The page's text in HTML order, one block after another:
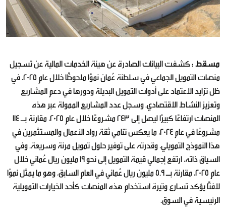
مسقط : كشفت البيانات الصادرة عن هيئة الخدمات المالية عن تسجيل
منصات التمويل الجماعي في سلطنة عُمان نموًا ملحوظًا خلال عام 2025، في
ظل تزايد الاعتماد على أدوات التمويل البديلة ودورها في دعم المشاريع
وتعزيز النشاط الاقتصادي. وسجل عدد المشاريع الممولة عبر هذه
المنصات ارتفاعًا كبيرًا ليصل إلى 243 مشروعًا خلال عام 2025، مقارنة بـ 114
مشروعًا في عام 2024، ما يعكس تنامي ثقة رواد الأعمال والمستثمرين في
هذا النموذج التمويلي، وقدرته على توفير حلول تمويل مرنة وسريعة. وفي
السياق ذاته، ارتفع إجمالي قيمة التمويل إلى نحو 19 مليون ريال عُماني خلال
عام 2025، مقارنة بـ 5.9 مليون ريال عُماني في العام السابق، وهو ما يمثل نموًا
لافتًا يؤكد تسارع وتيرة استخدام هذه المنصات كأحد الخيارات التمويلية
الرئيسية في السوق.